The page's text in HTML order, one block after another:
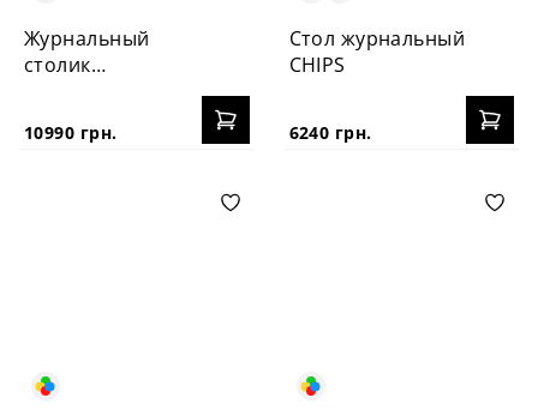
Журнальный
столик
10990 грн.
Стол журнальный
CHIPS
6240 грн.